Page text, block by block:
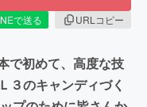
で送る
URLコピー
で初めて、高度な技
３のキャンディづく